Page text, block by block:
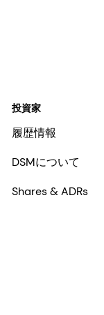
投資家
履歴情報
DSMについて
Shares & ADRs